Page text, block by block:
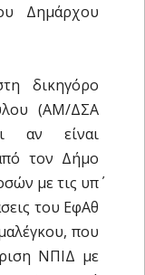
Δημάρχου
δικηγόρο
(ΑΜ/ΔΣΑ
αν είναι
τον Δήμο
με τις υπ΄
του ΕφΑθ
που
ΝΠΙΔ με